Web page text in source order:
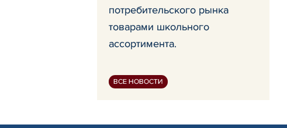
потребительского рынка
товарами школьного
ассортимента.
ВСЕ НОВОСТИ